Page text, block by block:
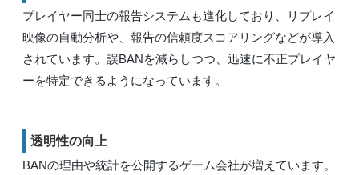
プレイヤー同士の報告システムも進化しており、リプレイ
映像の自動分析や、報告の信頼度スコアリングなどが導入
されています。誤BANを減らしつつ、迅速に不正プレイヤ
ーを特定できるようになっています。
透明性の向上
BANの理由や統計を公開するゲーム会社が増えています。